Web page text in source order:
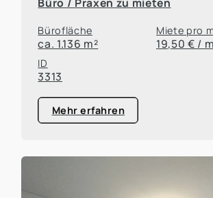
Bürofläche
ca. 1.136 m²
Miete pro
19,50 € /
ID
3313
Mehr erfahren